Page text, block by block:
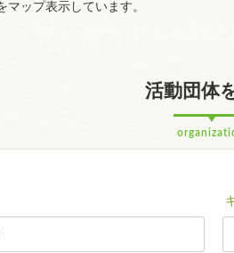
ップ表示しています。
活動団体